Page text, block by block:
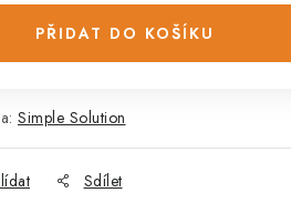
PŘIDAT DO KOŠÍKU
Simple Solution
Sdílet